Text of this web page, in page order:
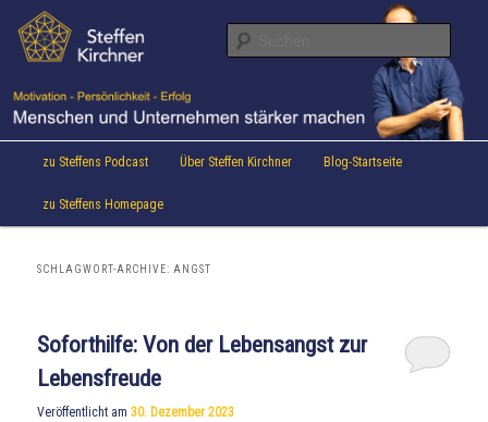
Inhalt
wechseln
sekundären
Inhalt
Steffen Kirchner Blog
Aktuelles von Speaker & Motivationstrainer Steffen Kirchner
Hauptmenü
zu Steffens Podcast Über Steffen Kirchner Blog-Startseite
zu Steffens Homepage
SCHLAGWORT-ARCHIVE: ANGST
Soforthilfe: Von der Lebensangst zur
Lebensfreude
Veröffentlicht am30. Dezember 2023